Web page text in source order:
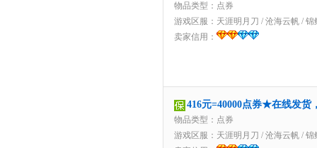
物品类型：点券
游戏区服： 天涯明月刀 / 沧海云帆 / 锦
卖家信用：
416元=40000点券★在线发
物品类型：点券
游戏区服： 天涯明月刀 / 沧海云帆 / 锦